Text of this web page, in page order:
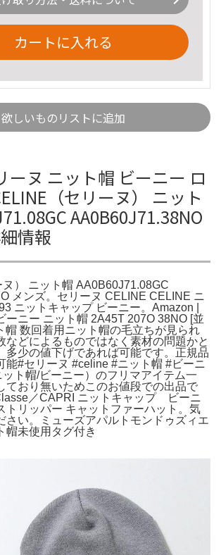
カートに入れる
欲しいものリストに追加
ーヌ ニット帽 ビーニー ロ
（セリーヌ） ニット
AA0B60J71.38NO
情報
） ニット帽 AA0B60J71.08GC
メンズ。セリーヌ CELINE CELINE ニ
ニットキャップ ビーニー。Amazon |
ーニー ニット帽 2A45T 207O 38NO [並
帽 数回着用ニット帽の毛立ちが見られ
などによるものではなく素材の問題かと
多少の値下げであれば可能です。正規品
能#セリーヌ #celine #ニット帽 #ビーニ
ト帽/ビーニー）のフリマアイテム一
ており無いためこのお値段での出品で
／CAPRI ニットキャップ ビーニ
トリッパー キャットファーハット。気
さい。ミューズアパルトモンドゥズィエ
未使用タグ付き